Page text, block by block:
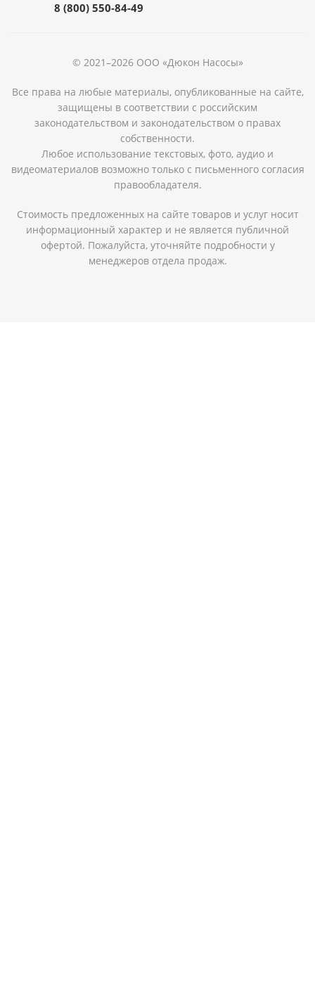
8 (800) 550-84-49
© 2021–2026 ООО «Дюкон Насосы»
Все права на любые материалы, опубликованные на сайте,
защищены в соответствии с российским
законодательством и законодательством о правах
собственности.
Любое использование текстовых, фото, аудио и
видеоматериалов возможно только с письменного согласия
правообладателя.
Стоимость предложенных на сайте товаров и услуг носит
информационный характер и не является публичной
офертой. Пожалуйста, уточняйте подробности у
менеджеров отдела продаж.